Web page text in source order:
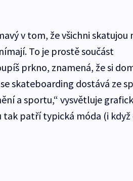
v tom, že všichni skatujou
To je prostě součást
prkno, znamená, že si
skateboarding dostává ze
a sportu,“ vysvětluje
tak patří typická móda (i když